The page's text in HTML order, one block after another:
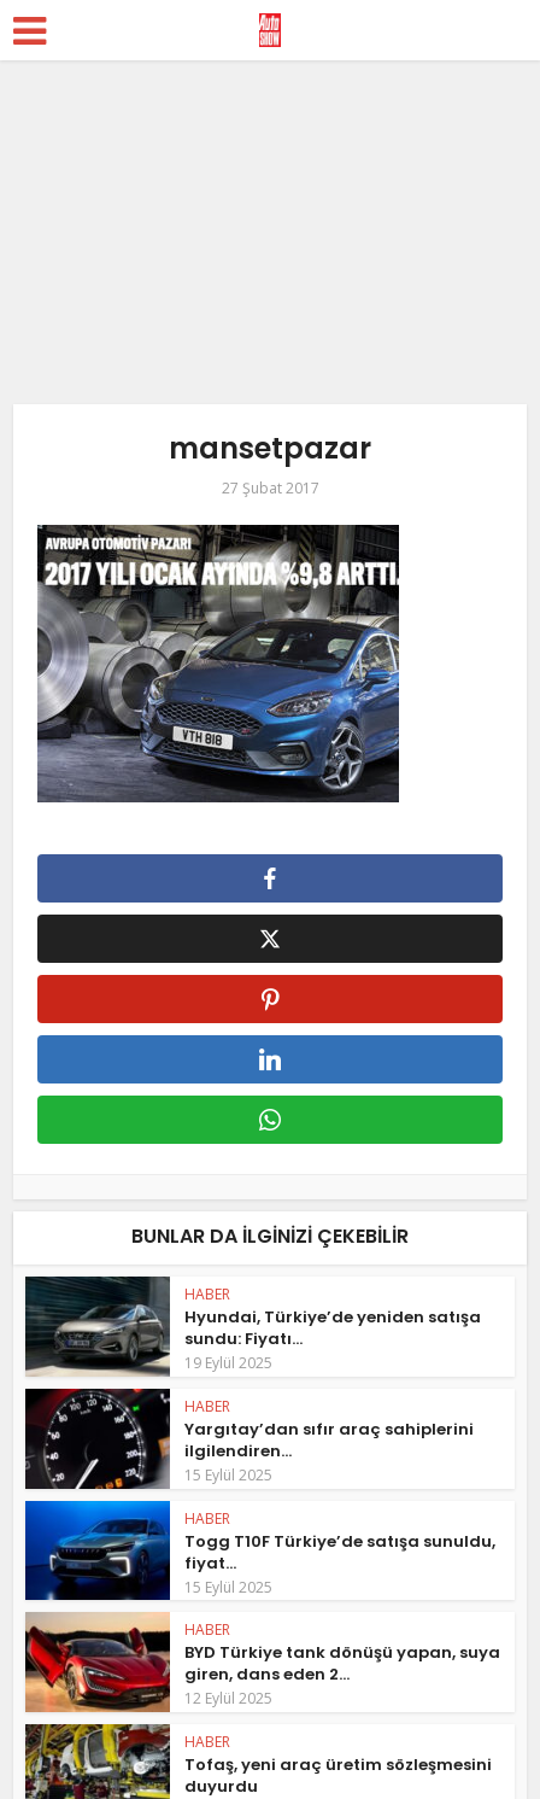
mansetpazar
27 Şubat 2017
BUNLAR DA ILGINIZI ÇEKEBILIR
HABER
Hyundai, Türkiye’de yeniden satışa
sundu: Fiyatı...
19 Eylül 2025
HABER
Yargıtay’dan sıfır araç sahiplerini
ilgilendiren...
15 Eylül 2025
HABER
Togg T10F Türkiye’de satışa sunuldu,
fiyat...
15 Eylül 2025
HABER
BYD Türkiye tank dönüşü yapan, suya
giren, dans eden 2...
12 Eylül 2025
HABER
Tofaş, yeni araç üretim sözleşmesini
duyurdu